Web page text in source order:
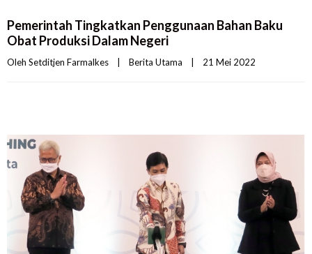
Pemerintah Tingkatkan Penggunaan Bahan Baku
Obat Produksi Dalam Negeri
Oleh Setditjen Farmalkes Berita Utama 21 Mei 2022